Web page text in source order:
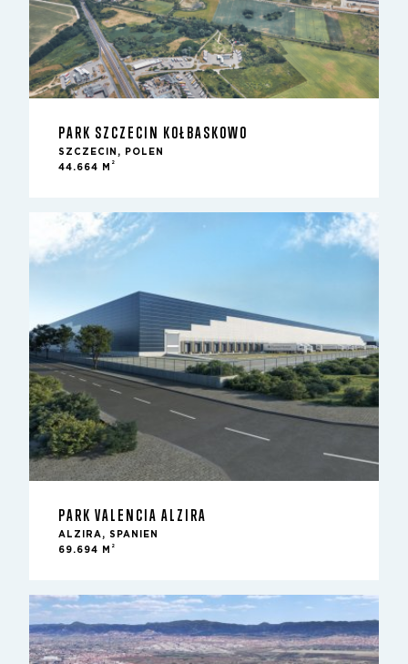
PARK SZCZECIN KOŁBASKOWO
SZCZECIN, POLEN
44.664 M
2
PARK VALENCIA ALZIRA
ALZIRA, SPANIEN
69.694 M
2